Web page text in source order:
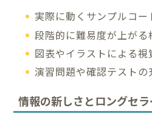
実際に動くサンプルコー
段階的に難易度が上がる
図表やイラストによる視
演習問題や確認テストの
情報の新しさとロングセ